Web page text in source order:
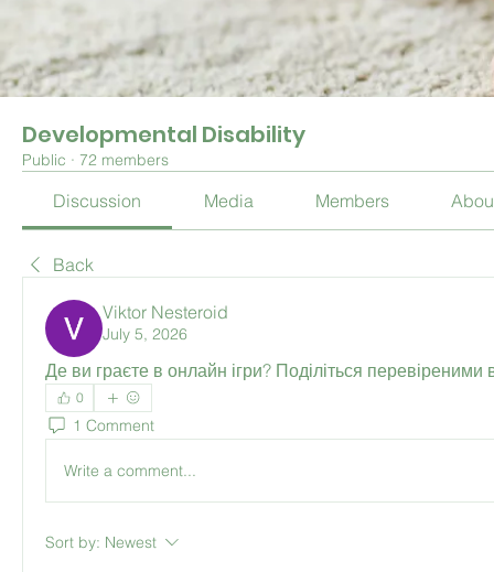
Developmental Disability
Public · 72 members
Discussion Media Members
Back
Viktor Nesteroid
July 5, 2026
Де ви граєте в онлайн ігри? Поділіться перевіреними
0
1 Comment
Write a comment...
Sort by: Newest